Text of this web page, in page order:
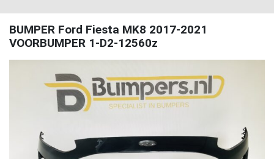
BUMPER Ford Fiesta MK8 2017-2021
VOORBUMPER 1-D2-12560z